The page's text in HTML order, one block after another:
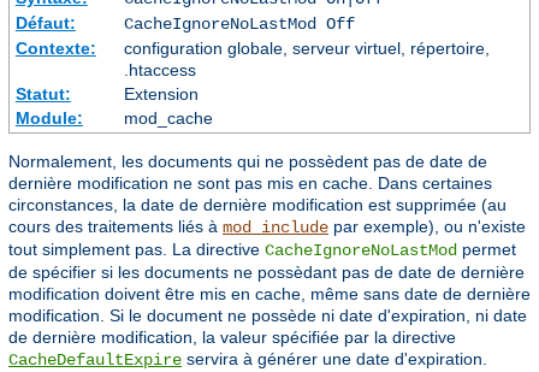
Défaut:
CacheIgnoreNoLastMod Off
Contexte:
configuration globale, serveur virtuel, répertoire,
.htaccess
Statut:
Extension
Module:
mod_cache
Normalement, les documents qui ne possèdent pas de date de
dernière modification ne sont pas mis en cache. Dans certaines
circonstances, la date de dernière modification est supprimée (au
cours des traitements liés à mod_include par exemple), ou n'existe
tout simplement pas. La directive CacheIgnoreNoLastMod permet
de spécifier si les documents ne possèdant pas de date de dernière
modification doivent être mis en cache, même sans date de dernière
modification. Si le document ne possède ni date d'expiration, ni date
de dernière modification, la valeur spécifiée par la directive
CacheDefaultExpire servira à générer une date d'expiration.